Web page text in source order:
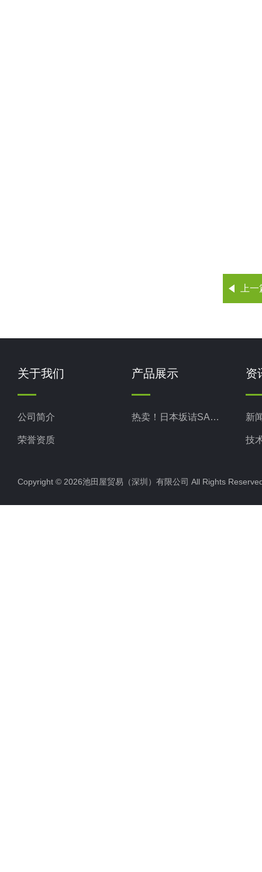
上
关于我们
公司简介
荣誉资质
产品展示
热卖！日本坂诘SAKAZUME
资
新
技
Copyright © 2026池田屋贸易（深圳）有限公司 All Rights